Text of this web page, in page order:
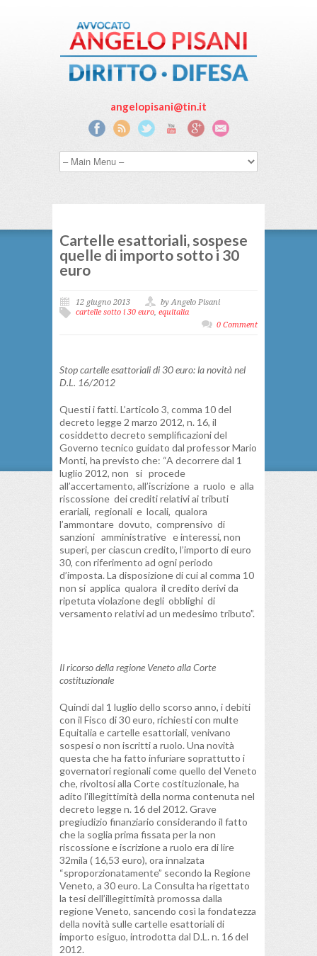
angelopisani@tin.it
Cartelle esattoriali, sospese
quelle di importo sotto i 30
euro
12 giugno 2013
by Angelo Pisani
cartelle sotto i 30 euro, equitalia
0 Comment
Stop cartelle esattoriali di 30 euro: la novità nel
D.L. 16/2012
Questi i fatti. L’articolo 3, comma 10 del
decreto legge 2 marzo 2012, n. 16, il
cosiddetto decreto semplificazioni del
Governo tecnico guidato dal professor Mario
Monti, ha previsto che: “A decorrere dal 1
luglio 2012, non si procede
all’accertamento, all’iscrizione a ruolo e alla
riscossione dei crediti relativi ai tributi
erariali, regionali e locali, qualora
l’ammontare dovuto, comprensivo di
sanzioni amministrative e interessi, non
superi, per ciascun credito, l’importo di euro
30, con riferimento ad ogni periodo
d’imposta. La disposizione di cui al comma 10
non si applica qualora il credito derivi da
ripetuta violazione degli obblighi di
versamento relativi ad un medesimo tributo”.
Il ricorso della regione Veneto alla Corte
costituzionale
Quindi dal 1 luglio dello scorso anno, i debiti
con il Fisco di 30 euro, richiesti con multe
Equitalia e cartelle esattoriali, venivano
sospesi o non iscritti a ruolo. Una novità
questa che ha fatto infuriare soprattutto i
governatori regionali come quello del Veneto
che, rivoltosi alla Corte costituzionale, ha
adito l’illegittimità della norma contenuta nel
decreto legge n. 16 del 2012. Grave
pregiudizio finanziario considerando il fatto
che la soglia prima fissata per la non
riscossione e iscrizione a ruolo era di lire
32mila ( 16,53 euro), ora innalzata
“sproporzionatamente” secondo la Regione
Veneto, a 30 euro. La Consulta ha rigettato
la tesi dell’illegittimità promossa dalla
regione Veneto, sancendo così la fondatezza
della novità sulle cartelle esattoriali di
importo esiguo, introdotta dal D.L. n. 16 del
2012.